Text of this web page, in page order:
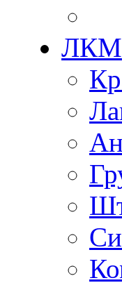
ЛКМ